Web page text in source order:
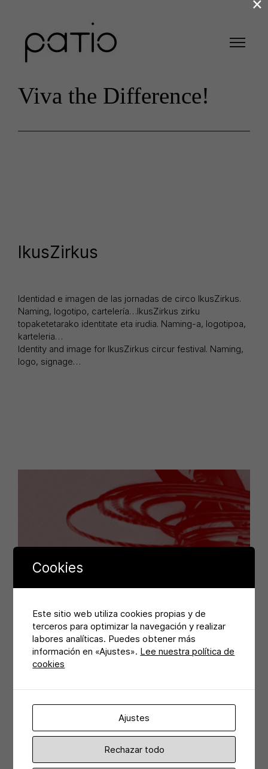
Viva the Difference!
IkusZirkus
Identidad e imagen de las jornadas de circo IkusZirkus.
Naming, logotipo, cartelería…IkusZirkus zirku
topaketetarako identitate eta irudia. Naming-a, logotipoa,
karteleria…
Identity and image for IkusZirkus circur festival. Naming,
logo, signage…
Cookies
Este sitio web utiliza cookies propias y de
terceros para optimizar la navegación y realizar
labores analíticas. Puedes obtener más
información en «Ajustes». Lee nuestra política de
cookies
Ajustes
Rechazar todo